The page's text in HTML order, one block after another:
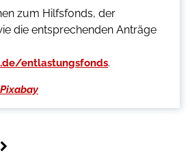
zum Hilfsfonds, der
die entsprechenden Anträge
entlastungsfonds.
Pixabay